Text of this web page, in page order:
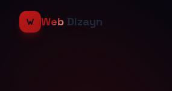
Web Dizayn